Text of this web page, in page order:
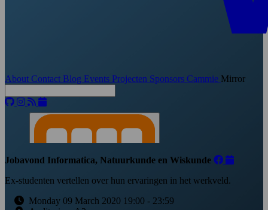
About Contact Blog Events Projecten Sponsors Cammie Mirror
Jobavond Informatica, Natuurkunde en Wiskunde
Ex-studenten vertellen over hun ervaringen in het werkveld.
Monday 09 March 2020 19:00 - 23:59